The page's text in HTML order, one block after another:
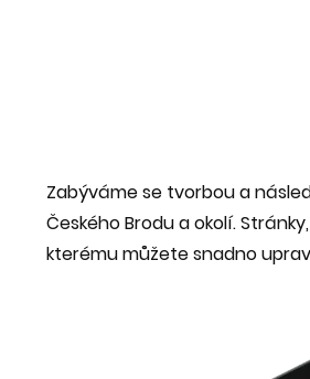
Zabýváme se tvorbou a
Českého Brodu a okolí.
kterému můžete snadno